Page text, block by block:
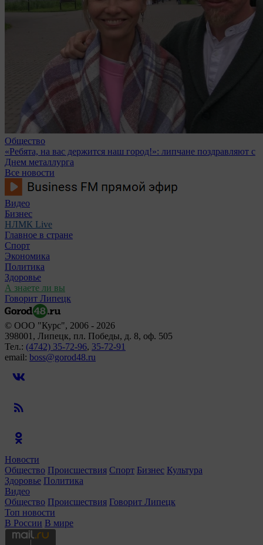
Общество
«Ребята, на вас держится наш город!»: липчане поздравляют с
Днем металлурга
Все новости
Видео
Бизнес
НЛМК Live
Главное в стране
Спорт
Экономика
Политика
Здоровье
А знаете ли вы
Говорит Липецк
© ООО "Курс", 2006 - 2026
398001, Липецк, пл. Победы, д. 8, оф. 505
Тел.: (4742) 35-72-96, 35-72-91
email: boss@gorod48.ru
Новости
Общество Происшествия Спорт Бизнес Культура
Здоровье Политика
Видео
Общество Происшествия Говорит Липецк
Топ новости
В России В мире